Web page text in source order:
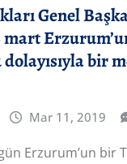
Genel
mart
bir
Mar 11, 2019
Erzurum’un bir